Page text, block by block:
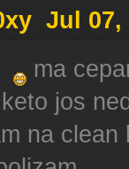
Jul 07,
ma
jos
na clean